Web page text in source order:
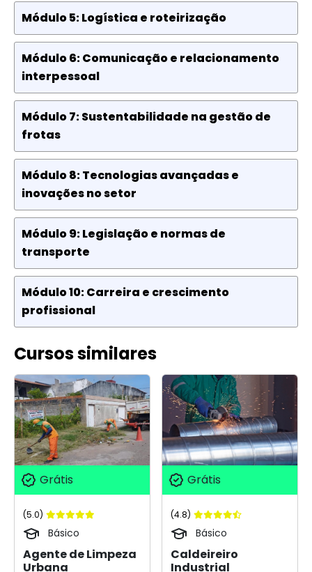
Módulo 5: Logística e roteirização
Módulo 6: Comunicação e relacionamento
interpessoal
Módulo 7: Sustentabilidade na gestão de
frotas
Módulo 8: Tecnologias avançadas e
inovações no setor
Módulo 9: Legislação e normas de
transporte
Módulo 10: Carreira e crescimento
profissional
Cursos similares
Grátis
(5.0)
Básico
Agente de Limpeza
Urbana
Grátis
(4.8)
Básico
Caldeireiro
Industrial